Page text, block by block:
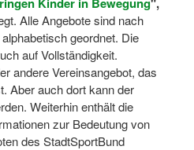
werden" / "Bewegt gesund
für Frauen
Alle Angebote sind nach
geordnet. Die
auf Vollständigkeit.
andere Vereinsangebot, das
Aber auch dort kann der
Weiterhin enthält die
zur Bedeutung von
des StadtSportBund